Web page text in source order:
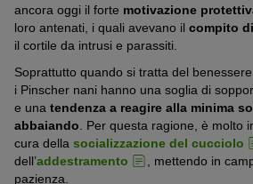
ancora oggi il forte motivazione
loro antenati, i quali avevano il compito
il cortile da intrusi e parassiti.
Soprattutto quando si tratta del
i Pinscher nani hanno una soglia di
e una tendenza a reagire alla minima
abbaiando . Per questa ragione, è molto
cura della socializzazione del cucciolo
dell’addestramento
, mettendo in
pazienza.